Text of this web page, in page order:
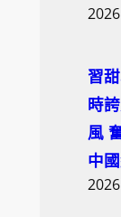
習
時
風
中